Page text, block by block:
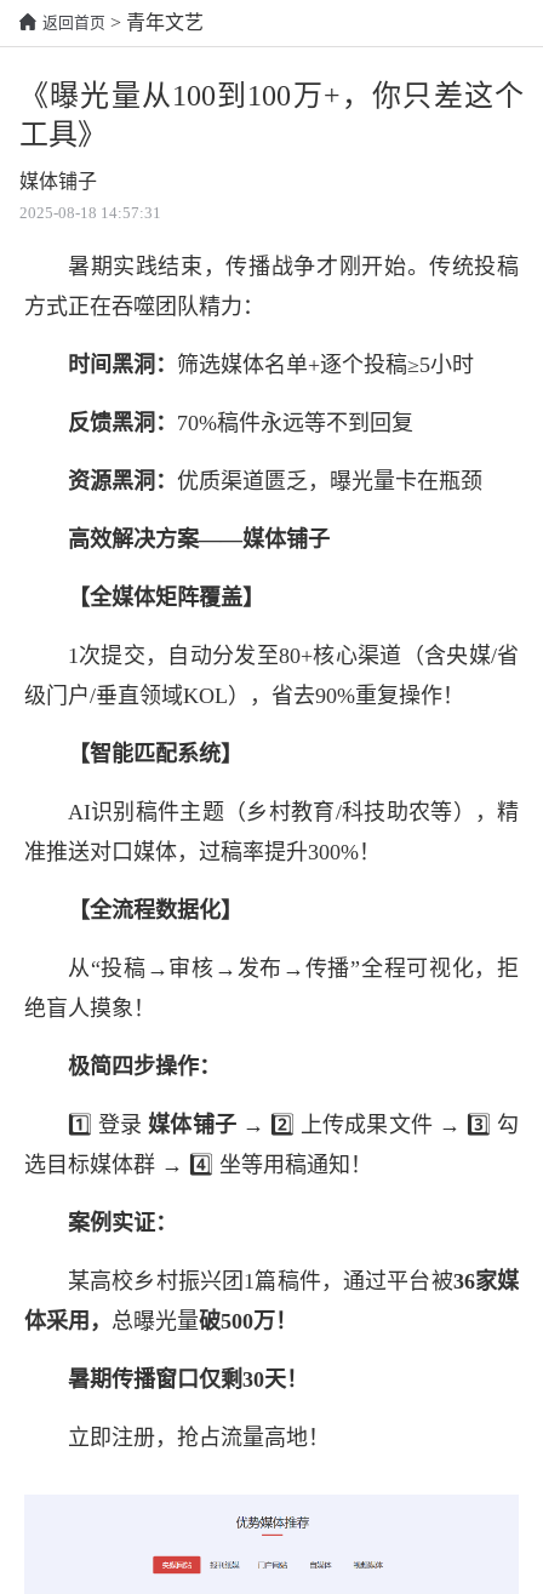
返回首页 > 青年文艺
《曝光量从100到100万+，你只差这个
工具》
媒体铺子
2025-08-18 14:57:31
暑期实践结束，传播战争才刚开始。传统投稿
方式正在吞噬团队精力：
时间黑洞： 筛选媒体名单+逐个投稿≥5小时
反馈黑洞： 70%稿件永远等不到回复
资源黑洞： 优质渠道匮乏，曝光量卡在瓶颈
高效解决方案——媒体铺子
【全媒体矩阵覆盖】
1次提交，自动分发至80+核心渠道（含央媒/省
级门户/垂直领域KOL），省去90%重复操作！
【智能匹配系统】
AI识别稿件主题（乡村教育/科技助农等），精
准推送对口媒体，过稿率提升300%！
【全流程数据化】
从“投稿→审核→发布→传播”全程可视化，拒
绝盲人摸象！
极简四步操作：
1️⃣ 登录 媒体铺子 → 2️⃣ 上传成果文件 → 3️⃣ 勾
选目标媒体群 → 4️⃣ 坐等用稿通知！
案例实证：
某高校乡村振兴团1篇稿件，通过平台被36家媒
体采用， 总曝光量破500万！
暑期传播窗口仅剩30天！
立即注册，抢占流量高地！
《曝光量从100到100万+
暑期实践结束，传播战争才刚
吞噬团队精力：时间黑洞：筛选媒
反馈黑洞：70%稿件永远等不到回
长按图片识别二维